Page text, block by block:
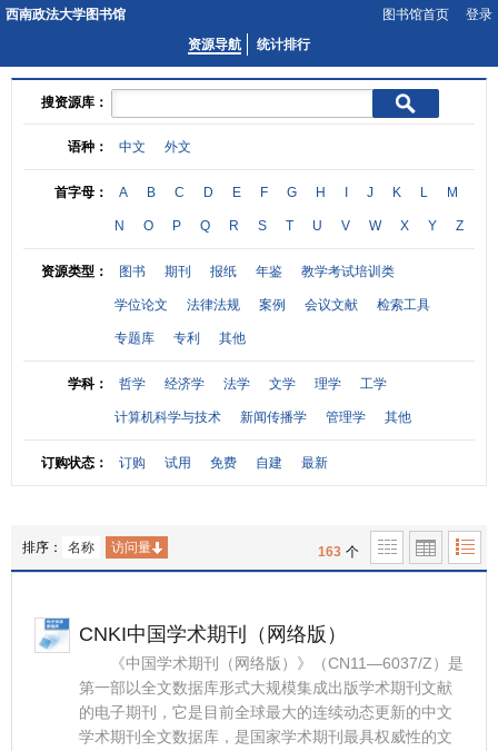
图书馆首页 登录
西南政法大学图书馆
资源导航
统计排行
搜资源库 ：
语种 ： 中文 外文
首字母 ： A B C D E F G H J K L M
N O P Q R S T U V W X Y Z
资源类型 ： 图书 期刊 报纸 年鉴 教学考试培训类
学位论文 法律法规 案例 会议文献 检索工具
专题库 专利 其他
学科： 哲学 经济学 法学 文学 理学 工学
计算机科学与技术 新闻传播学 管理学 其他
订购状态 ： 订购 试用 免费 自建 最新
排序： 名称 访问量 163 个
CNKI中国学术期刊（网络版）
《中国学术期刊（网络版）》（CN11—6037/Z）是
第一部以全文数据库形式大规模集成出版学术期刊文献
的电子期刊，它是目前全球最大的连续动态更新的中文
学术期刊全文数据库，是国家学术期刊最具权威性的文